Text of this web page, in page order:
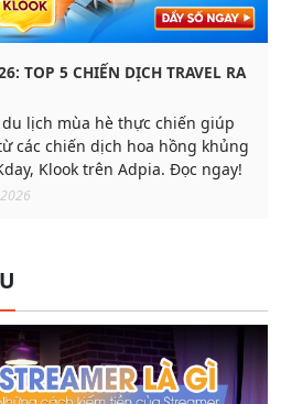
TOP 5 CHIẾN DỊCH TRAVEL RA
lịch mùa hè thực chiến giúp
các chiến dịch hoa hồng khủng
Klook trên Adpia. Đọc ngay!